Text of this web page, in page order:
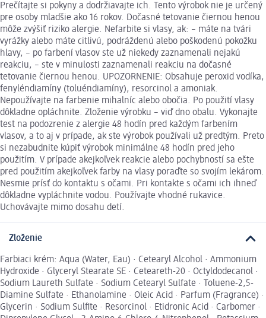
Prečítajte si pokyny a dodržiavajte ich. Tento výrobok nie je určený
pre osoby mladšie ako 16 rokov. Dočasné tetovanie čiernou henou
môže zvýšiť riziko alergie. Nefarbite si vlasy, ak: – máte na tvári
vyrážky alebo máte citlivú, podráždenú alebo poškodenú pokožku
hlavy, – po farbení vlasov ste už niekedy zaznamenali nejakú
reakciu, – ste v minulosti zaznamenali reakciu na dočasné
tetovanie čiernou henou. UPOZORNENIE: Obsahuje peroxid vodíka,
fenyléndiamíny (toluéndiamíny), resorcinol a amoniak.
Nepoužívajte na farbenie mihalníc alebo obočia. Po použití vlasy
dôkladne opláchnite. Zloženie výrobku – viď dno obalu. Vykonajte
test na podozrenie z alergie 48 hodín pred každým farbením
vlasov, a to aj v prípade, ak ste výrobok používali už predtým. Preto
si nezabudnite kúpiť výrobok minimálne 48 hodín pred jeho
použitím. V prípade akejkoľvek reakcie alebo pochybností sa ešte
pred použitím akejkoľvek farby na vlasy poraďte so svojím lekárom.
Nesmie prísť do kontaktu s očami. Pri kontakte s očami ich ihneď
dôkladne vypláchnite vodou. Používajte vhodné rukavice.
Uchovávajte mimo dosahu detí.
Zloženie
Farbiaci krém: Aqua (Water, Eau) · Cetearyl Alcohol · Ammonium
Hydroxide · Glyceryl Stearate SE · Ceteareth-20 · Octyldodecanol ·
Sodium Laureth Sulfate · Sodium Cetearyl Sulfate · Toluene-2,5-
Diamine Sulfate · Ethanolamine · Oleic Acid · Parfum (Fragrance) ·
Glycerin · Sodium Sulfite · Resorcinol · Etidronic Acid · Carbomer ·